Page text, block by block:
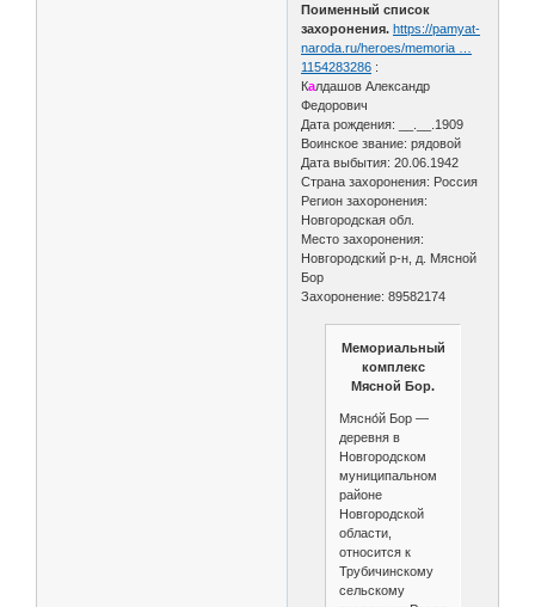
Поименный список
захоронения. https://pamyat-
naroda.ru/heroes/memoria …
1154283286 :
Калдашов Александр
Федорович
Дата рождения: __.__.1909
Воинское звание: рядовой
Дата выбытия: 20.06.1942
Страна захоронения: Россия
Регион захоронения:
Новгородская обл.
Место захоронения:
Новгородский р-н, д. Мясной
Бор
Захоронение: 89582174
Мемориальный
комплекс
Мясной Бор.
Мясно́й Бор —
деревня в
Новгородском
муниципальном
районе
Новгородской
области,
относится к
Трубичинскому
сельскому